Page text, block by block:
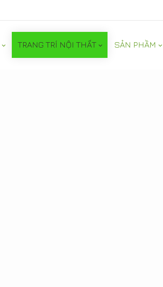
TRANG TRÍ NỘI THẤT SẢN PHẦM